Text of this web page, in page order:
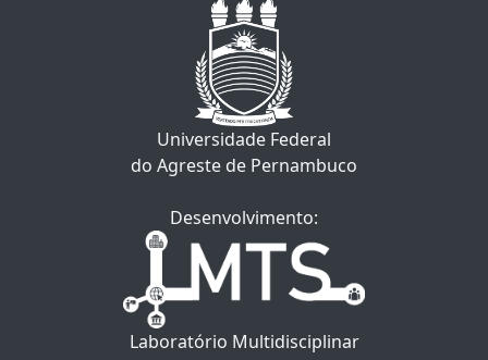
Universidade Federal
do Agreste de Pernambuco
Desenvolvimento:
Laboratório Multidisciplinar